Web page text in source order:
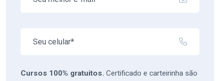
Cursos 100% gratuitos. Certificado e carteirinha são